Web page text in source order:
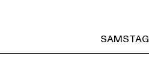
SAMSTAG